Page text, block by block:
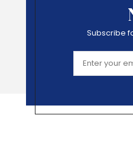
Subscribe